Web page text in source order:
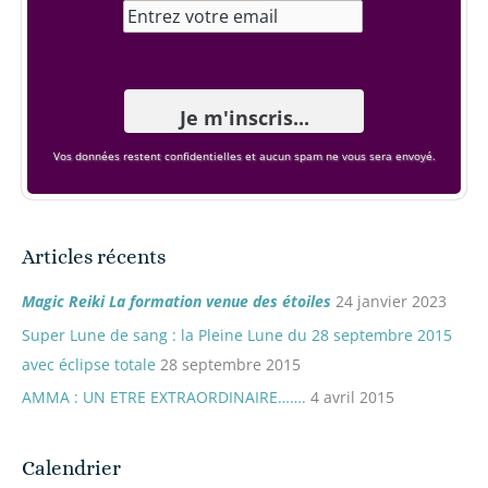
Vos données restent confidentielles et aucun spam ne vous sera envoyé.
Articles récents
Magic Reiki La formation venue des étoiles 24 janvier 2023
Super Lune de sang : la Pleine Lune du 28 septembre 2015
avec éclipse totale 28 septembre 2015
AMMA : UN ETRE EXTRAORDINAIRE……. 4 avril 2015
Calendrier